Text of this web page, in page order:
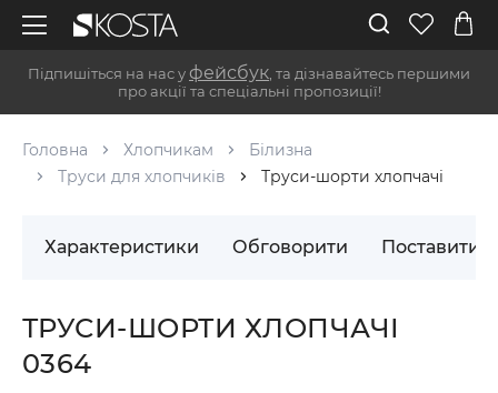
Підпишіться на нас у фейсбук , та дізнавайтесь першими
про акції та спеціальні пропозиції!
Головна Хлопчикам
Білизна
Труси для хлопчиків
Труси-шорти хлопчачі
Характеристики Обговорити Поставити
ТРУСИ-ШОРТИ ХЛОПЧАЧІ
0364